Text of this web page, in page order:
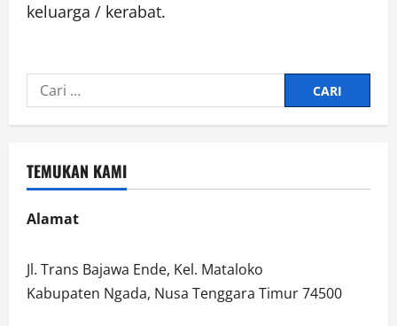
keluarga / kerabat.
Cari
untuk:
TEMUKAN KAMI
Alamat
Jl. Trans Bajawa Ende, Kel. Mataloko
Kabupaten Ngada, Nusa Tenggara Timur 74500